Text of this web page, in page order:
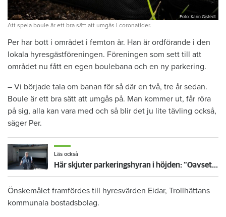
Foto: Karin Gistedt
Att spela boule är ett bra sätt att umgås i coronatider.
Per har bott i området i femton år. Han är ordförande i den
lokala hyresgästföreningen. Föreningen som sett till att
området nu fått en egen boulebana och en ny parkering.
– Vi började tala om banan för så där en två, tre år sedan.
Boule är ett bra sätt att umgås på. Man kommer ut, får röra
på sig, alla kan vara med och så blir det ju lite tävling också,
säger Per.
Läs också
Här skjuter parkeringshyran i höjden: ”Oavsett om du är pensionär eller arbetar – det är mycket pengar”
Önskemålet framfördes till hyresvärden Eidar, Trollhättans
kommunala bostadsbolag.